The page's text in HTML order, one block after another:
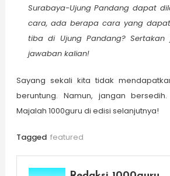
Surabaya-Ujung Pandang dapat
cara, ada berapa cara yang
tiba di Ujung Pandang? Sertakan
jawaban kalian!
Sayang sekali kita tidak
beruntung. Namun, jangan
Majalah 1000guru di edisi selanjutnya!
Tagged featured